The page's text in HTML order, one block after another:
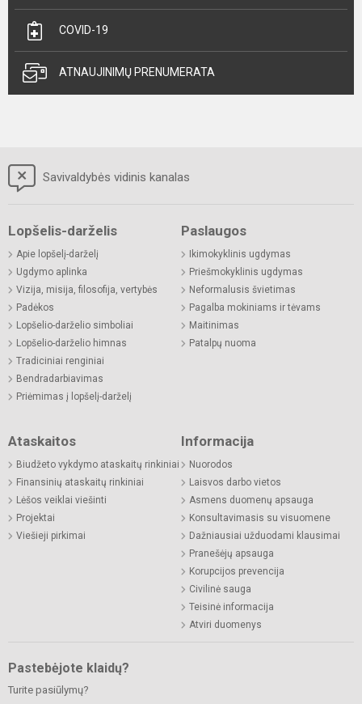
COVID-19
ATNAUJINIMŲ PRENUMERATA
Savivaldybės vidinis kanalas
Lopšelis-darželis
Apie lopšelį-darželį
Ugdymo aplinka
Vizija, misija, filosofija, vertybės
Padėkos
Lopšelio-darželio simboliai
Lopšelio-darželio himnas
Tradiciniai renginiai
Bendradarbiavimas
Priėmimas į lopšelį-darželį
Paslaugos
Ikimokyklinis ugdymas
Priešmokyklinis ugdymas
Neformalusis švietimas
Pagalba mokiniams ir tėvams
Maitinimas
Patalpų nuoma
Ataskaitos
Biudžeto vykdymo ataskaitų rinkiniai
Finansinių ataskaitų rinkiniai
Lėšos veiklai viešinti
Projektai
Viešieji pirkimai
Informacija
Nuorodos
Laisvos darbo vietos
Asmens duomenų apsauga
Konsultavimasis su visuomene
Dažniausiai užduodami klausimai
Pranešėjų apsauga
Korupcijos prevencija
Civilinė sauga
Teisinė informacija
Atviri duomenys
Pastebėjote klaidų?
Turite pasiūlymų?